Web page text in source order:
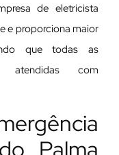
de eletricista
e proporciona maior
que todas as
atendidas com